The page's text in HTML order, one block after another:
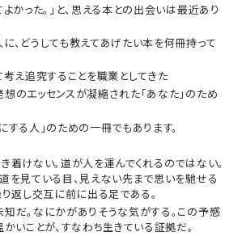
かった。」と、思える本との出会いは最近あり
、どうしても教えてあげたい本を何冊持って
考え追究することを職業としてきた
のエッセンスが凝縮された「あなた」のため
する人」のための一冊でもあります。
着けない。道が人を運んでくれるのではない。
を見ている目、見えない先まで思いを馳せる
り返し交互に前に出る足である。
だ。なにかがありそうな気がする。この予感
いことが、すなわち生きている証拠だ。